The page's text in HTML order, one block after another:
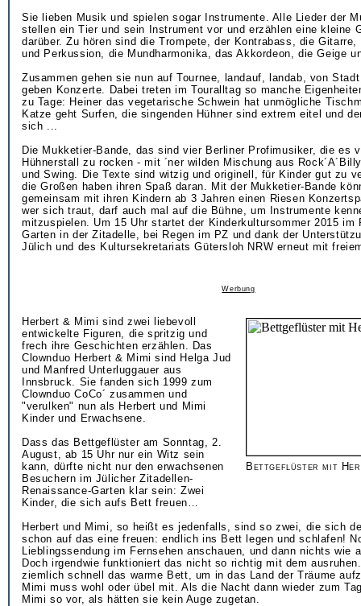
Sie lieben Musik und spielen sogar Instrumente. Alle Lieder der
stellen ein Tier und sein Instrument vor und erzählen eine kleine
darüber. Zu hören sind die Trompete, der Kontrabass, die Gitarre,
und Perkussion, die Mundharmonika, das Akkordeon, die Geige
Zusammen gehen sie nun auf Tournee, landauf, landab, von
geben Konzerte. Dabei treten im Touralltag so manche
zu Tage: Heiner das vegetarische Schwein hat unmögliche
Katze geht Surfen, die singenden Hühner sind extrem eitel und
sich ...
Die Mukketier-Bande, das sind vier Berliner Profimusiker, die es
Hühnerstall zu rocken - mit ´ner wilden Mischung aus
und Swing. Die Texte sind witzig und originell, für Kinder gut zu
die Großen haben ihren Spaß daran. Mit der Mukketier-Bande
gemeinsam mit ihren Kindern ab 3 Jahren einen Riesen
wer sich traut, darf auch mal auf die Bühne, um Instrumente
mitzuspielen. Um 15 Uhr startet der Kinderkultursommer 2015 im
Garten in der Zitadelle, bei Regen im PZ und dank der
Jülich und des Kultursekretariats Gütersloh NRW erneut mit
Werbung
Bettgeflüster mit
Herbert & Mimi sind zwei liebevoll
entwickelte Figuren, die spritzig und
frech ihre Geschichten erzählen. Das
Clownduo Herbert & Mimi sind Helga Jud
und Manfred Unterluggauer aus
Innsbruck. Sie fanden sich 1999 zum
Clownduo CoCo´ zusammen und
"verulken" nun als Herbert und Mimi
Kinder und Erwachsene.
Dass das Bettgeflüster am Sonntag, 2.
August, ab 15 Uhr nur ein Witz sein
kann, dürfte nicht nur den erwachsenen
Besuchern im Jülicher Zitadellen-
Renaissance-Garten klar sein: Zwei
Kinder, die sich aufs Bett freuen…
Herbert und Mimi, so heißt es jedenfalls, sind so zwei, die sich
schon auf das eine freuen: endlich ins Bett legen und schlafen!
Lieblingssendung im Fernsehen anschauen, und dann nichts wie
Doch irgendwie funktioniert das nicht so richtig mit dem
ziemlich schnell das warme Bett, um in das Land der Träume
Mimi muss wohl oder übel mit. Als die Nacht dann wieder zum
Mimi so vor, als hätten sie kein Auge zugetan.